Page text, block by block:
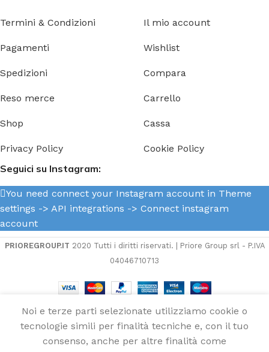
Termini & Condizioni
Pagamenti
Spedizioni
Reso merce
Shop
Privacy Policy
Il mio account
Wishlist
Compara
Carrello
Cassa
Cookie Policy
Seguici su Instagram:
You need connect your Instagram account in Theme
settings -> API integrations -> Connect instagram
account
PRIOREGROUP.IT 2020 Tutti i diritti riservati. | Priore Group srl - P.IVA
04046710713
Noi e terze parti selezionate utilizziamo cookie o
tecnologie simili per finalità tecniche e, con il tuo
consenso, anche per altre finalità come
Filtro
Benzina
Yamaha
a
30,00€
1
disponibili
CompareCart